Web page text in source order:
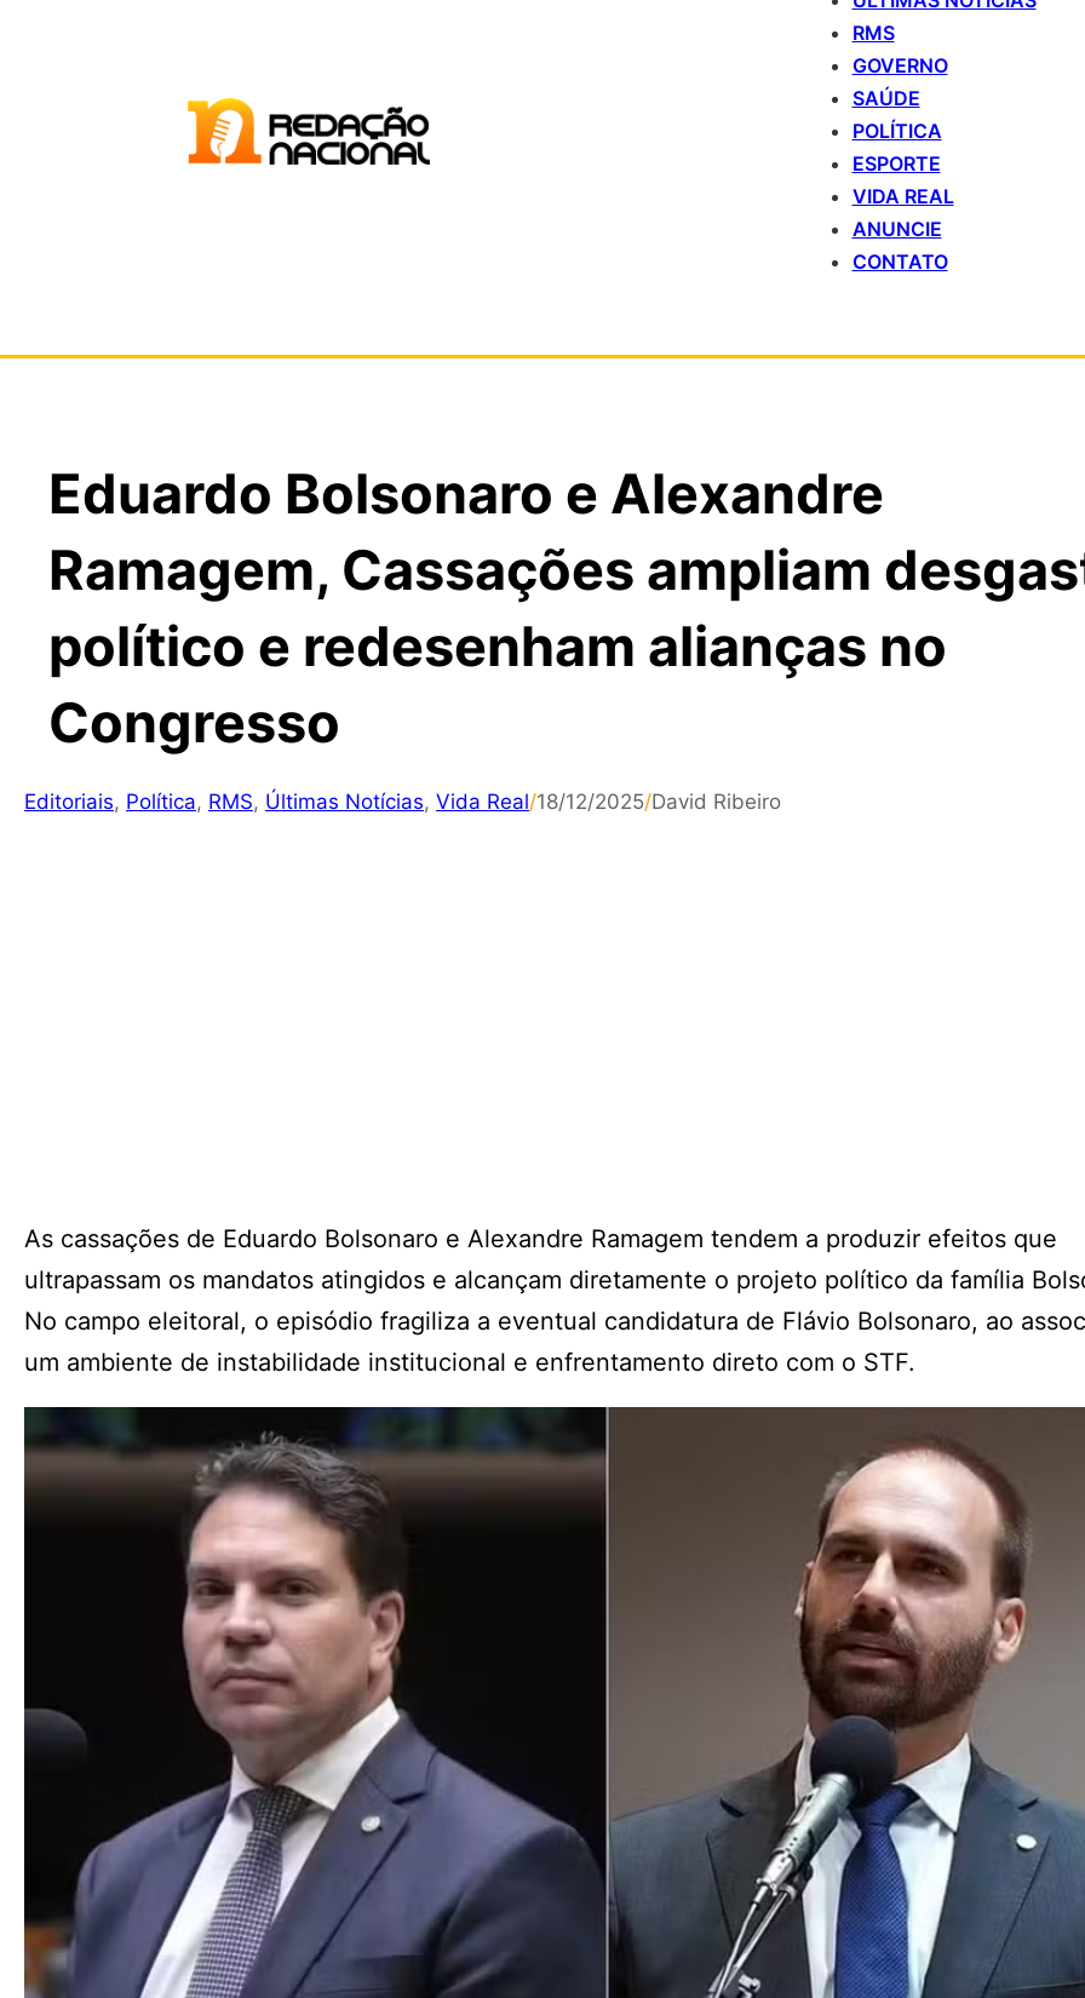
RMS
GOVERNO
SAÚDE
POLÍTICA
ESPORTE
VIDA REAL
ANUNCIE
CONTATO
Eduardo Bolsonaro e Alexandre
Ramagem, Cassações ampliam
político e redesenham alianças no
Congresso
Editoriais, Política, RMS, Últimas Notícias, Vida Real/18/12/2025/David Ribeiro
As cassações de Eduardo Bolsonaro e Alexandre Ramagem tendem a produzir efeitos que
ultrapassam os mandatos atingidos e alcançam diretamente o projeto político da família
No campo eleitoral, o episódio fragiliza a eventual candidatura de Flávio Bolsonaro, ao
um ambiente de instabilidade institucional e enfrentamento direto com o STF.